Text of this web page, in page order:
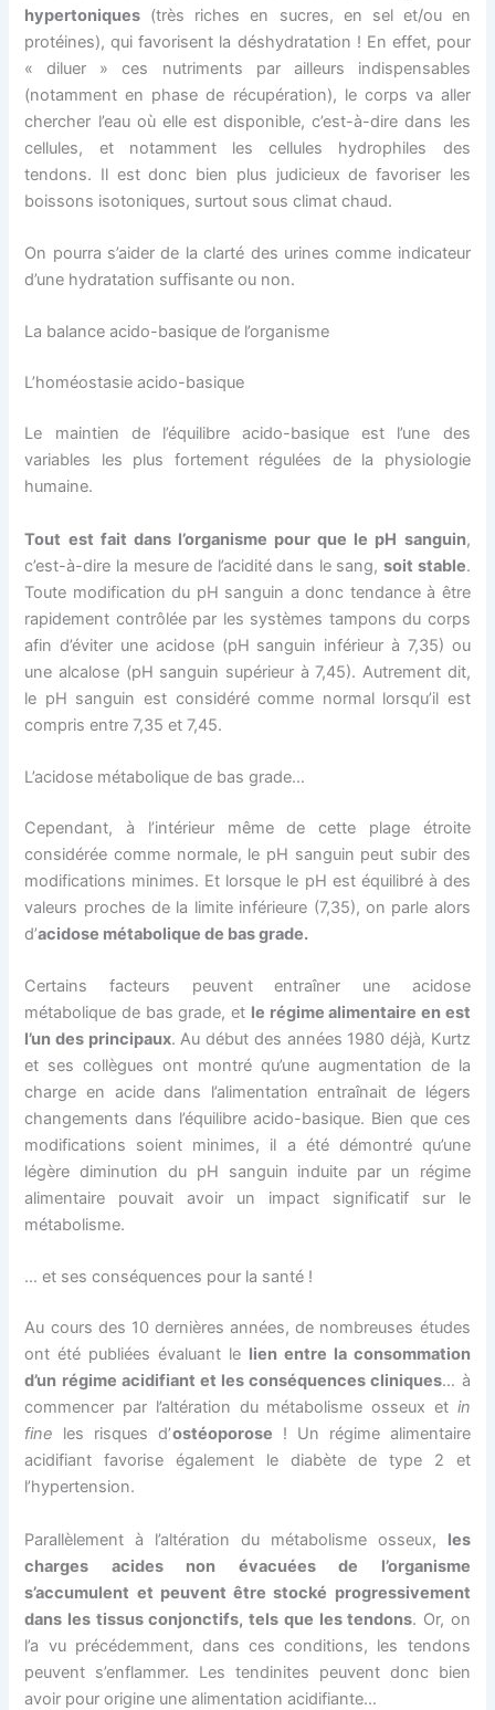
hypertoniques (très riches en sucres, en sel et/ou en
protéines), qui favorisent la déshydratation ! En effet, pour
« diluer » ces nutriments par ailleurs indispensables
(notamment en phase de récupération), le corps va aller
chercher l’eau où elle est disponible, c’est-à-dire dans les
cellules, et notamment les cellules hydrophiles des
tendons. Il est donc bien plus judicieux de favoriser les
boissons isotoniques, surtout sous climat chaud.
On pourra s’aider de la clarté des urines comme indicateur
d’une hydratation suffisante ou non.
La balance acido-basique de l’organisme
L’homéostasie acido-basique
Le maintien de l’équilibre acido-basique est l’une des
variables les plus fortement régulées de la physiologie
humaine.
Tout est fait dans l’organisme pour que le pH sanguin,
c’est-à-dire la mesure de l’acidité dans le sang, soit stable.
Toute modification du pH sanguin a donc tendance à être
rapidement contrôlée par les systèmes tampons du corps
afin d’éviter une acidose (pH sanguin inférieur à 7,35) ou
une alcalose (pH sanguin supérieur à 7,45). Autrement dit,
le pH sanguin est considéré comme normal lorsqu’il est
compris entre 7,35 et 7,45.
L’acidose métabolique de bas grade…
Cependant, à l’intérieur même de cette plage étroite
considérée comme normale, le pH sanguin peut subir des
modifications minimes. Et lorsque le pH est équilibré à des
valeurs proches de la limite inférieure (7,35), on parle alors
d’acidose métabolique de bas grade.
Certains facteurs peuvent entraîner une acidose
métabolique de bas grade, et le régime alimentaire en est
l’un des principaux. Au début des années 1980 déjà, Kurtz
et ses collègues ont montré qu’une augmentation de la
charge en acide dans l’alimentation entraînait de légers
changements dans l’équilibre acido-basique. Bien que ces
modifications soient minimes, il a été démontré qu’une
légère diminution du pH sanguin induite par un régime
alimentaire pouvait avoir un impact significatif sur le
métabolisme.
… et ses conséquences pour la santé !
Au cours des 10 dernières années, de nombreuses études
ont été publiées évaluant le lien entre la consommation
d’un régime acidifiant et les conséquences cliniques… à
commencer par l’altération du métabolisme osseux et in
fine les risques d’ostéoporose ! Un régime alimentaire
acidifiant favorise également le diabète de type 2 et
l’hypertension.
Parallèlement à l’altération du métabolisme osseux, les
charges acides non évacuées de l’organisme
s’accumulent et peuvent être stocké progressivement
dans les tissus conjonctifs, tels que les tendons. Or, on
l’a vu précédemment, dans ces conditions, les tendons
peuvent s’enflammer. Les tendinites peuvent donc bien
avoir pour origine une alimentation acidifiante…